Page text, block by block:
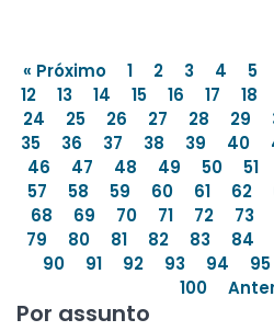
« Próximo 1 2 3 4 5
12
13 14 15 16 17 18
24
25 26 27 28 29
35
36 37 38 39 40
46
47 48 49 50 51
57
58 59 60 61 62
68
69 70 71 72 73
79
80 81 82 83 84
90
91 92 93 94 95
100
Por assunto